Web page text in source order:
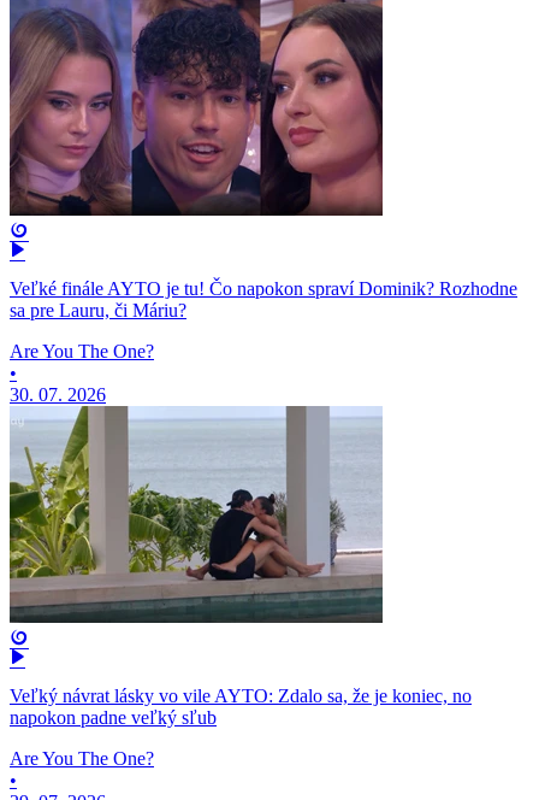
Veľké finále AYTO je tu! Čo napokon spraví Dominik? Rozhodne
sa pre Lauru, či Máriu?
Are You The One?
•
30. 07. 2026
Veľký návrat lásky vo vile AYTO: Zdalo sa, že je koniec, no
napokon padne veľký sľub
Are You The One?
•